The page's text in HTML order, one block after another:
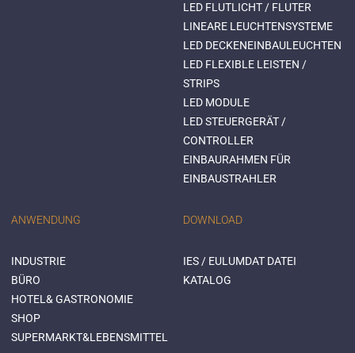
LED FLUTLICHT / FLUTER
LINEARE LEUCHTENSYSTEME
LED DECKENEINBAULEUCHTEN
LED FLEXIBLE LEISTEN /
STRIPS
LED MODULE
LED STEUERGERÄT /
CONTROLLER
EINBAURAHMEN FÜR
EINBAUSTRAHLER
ANWENDUNG
INDUSTRIE
BÜRO
HOTEL& GASTRONOMIE
SHOP
SUPERMARKT&LEBENSMITTEL
DOWNLOAD
IES / EULUMDAT DATEI
KATALOG